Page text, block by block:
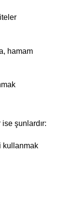
hamam
şunlardır:
kullanmak